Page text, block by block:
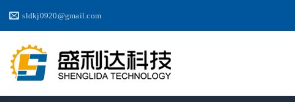
sldkj0920@gmail.com